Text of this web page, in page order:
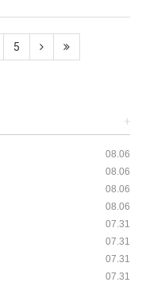
5
+
08.06
08.06
08.06
08.06
07.31
07.31
07.31
07.31